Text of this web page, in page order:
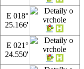
E 018°
25.166'
E 021°
24.550'